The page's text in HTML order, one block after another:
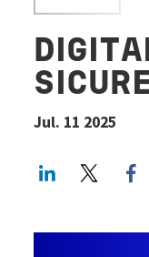
Jul. 11 2025
LinkedIn